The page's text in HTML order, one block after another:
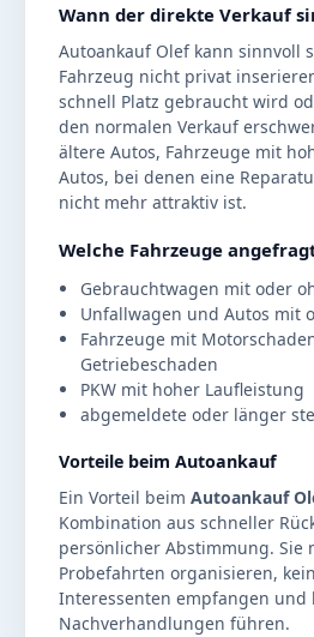
Wann der direkte Verkauf
Autoankauf Olef kann sinnvoll
Fahrzeug nicht privat
schnell Platz gebraucht wird
den normalen Verkauf
ältere Autos, Fahrzeuge mit
Autos, bei denen eine
nicht mehr attraktiv ist.
Welche Fahrzeuge
Gebrauchtwagen mit oder
Unfallwagen und Autos mit
Fahrzeuge mit
Getriebeschaden
PKW mit hoher Laufleistung
abgemeldete oder länger
Vorteile beim Autoankauf
Ein Vorteil beim Autoankauf
Kombination aus schneller
persönlicher Abstimmung. Sie
Probefahrten organisieren,
Interessenten empfangen und
Nachverhandlungen führen.